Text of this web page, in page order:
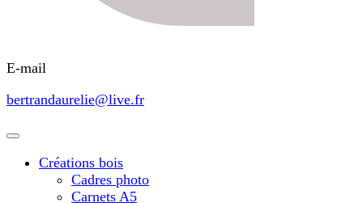
E-mail
bertrandaurelie@live.fr
Créations bois
Cadres photo
Carnets A5